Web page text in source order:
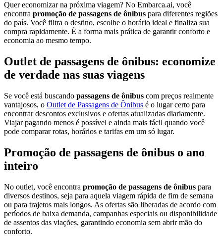
Quer economizar na próxima viagem? No Embarca.ai, você
encontra promoção de passagens de ônibus para diferentes regiões
do país. Você filtra o destino, escolhe o horário ideal e finaliza sua
compra rapidamente. É a forma mais prática de garantir conforto e
economia ao mesmo tempo.
Outlet de passagens de ônibus: economize
de verdade nas suas viagens
Se você está buscando passagens de ônibus com preços realmente
vantajosos, o Outlet de Passagens de Ônibus é o lugar certo para
encontrar descontos exclusivos e ofertas atualizadas diariamente.
Viajar pagando menos é possível e ainda mais fácil quando você
pode comparar rotas, horários e tarifas em um só lugar.
Promoção de passagens de ônibus o ano
inteiro
No outlet, você encontra promoção de passagens de ônibus para
diversos destinos, seja para aquela viagem rápida de fim de semana
ou para trajetos mais longos. As ofertas são liberadas de acordo com
períodos de baixa demanda, campanhas especiais ou disponibilidade
de assentos das viações, garantindo economia sem abrir mão do
conforto.